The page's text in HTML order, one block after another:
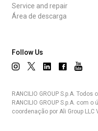
Service and repair
Área de descarga
Follow Us
RANCILIO GROUP S.p.A.
RANCILIO GROUP S.p.A. com
coordenação por Ali Group LLC